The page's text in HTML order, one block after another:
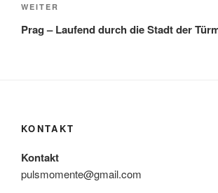
Nächster
Beitrag
WEITER
Prag – Laufend durch die Stadt der
KONTAKT
Kontakt
pulsmomente@gmail.com